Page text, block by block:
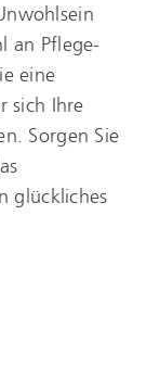
an Pflege-
eine
sich Ihre
Sorgen Sie
glückliches